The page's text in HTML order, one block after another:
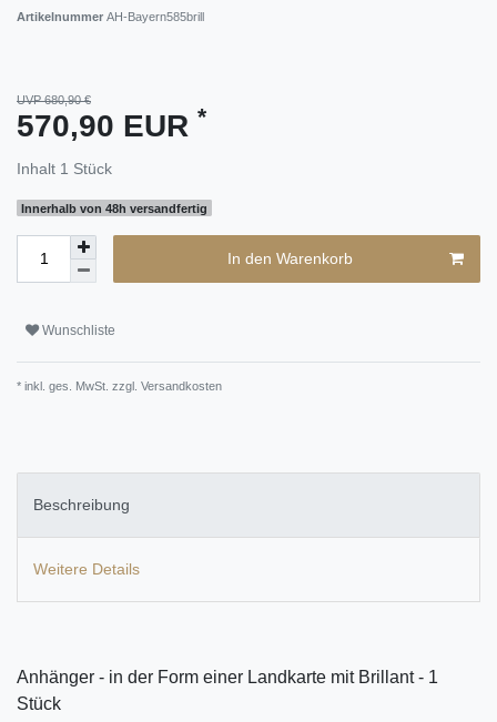
Artikelnummer AH-Bayern585brill
UVP 680,90 €
570,90 EUR *
Inhalt 1 Stück
Innerhalb von 48h versandfertig
In den Warenkorb
Wunschliste
* inkl. ges. MwSt. zzgl. Versandkosten
Beschreibung
Weitere Details
Anhänger - in der Form einer Landkarte mit Brillant - 1
Stück